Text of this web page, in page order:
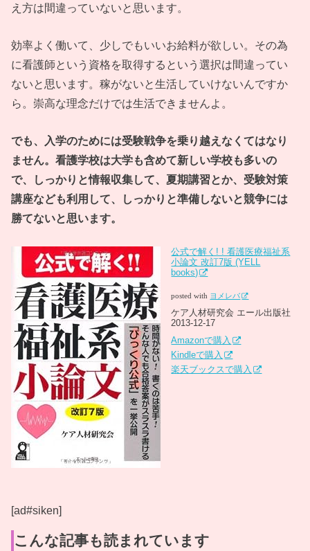
え方は間違っていないと思います。
効率よく働いて、少しでもいいお給料が欲しい。その為
に看護師という資格を取得するという選択は間違ってい
ないと思います。稼がないと生活していけないんですか
ら。崇高な理念だけでは生活できませんよ。
でも、入学のためには受験戦争を乗り越えなくてはなり
ません。看護学校は大学も含めて新しい学校も多いの
で、しっかりと情報収集して、夏期講習とか、受験対策
講座なども利用して、しっかりと準備しないと競争には
勝てないと思います。
公式で解く! ! 看護医療福祉系
小論文 改訂7版 (YELL
books)
posted with ヨメレバ
ケア人材研究会 エール出版社
2013-12-17
Amazonで購入
Kindleで購入
楽天ブックスで購入
[ad#siken]
こんな記事も読まれています